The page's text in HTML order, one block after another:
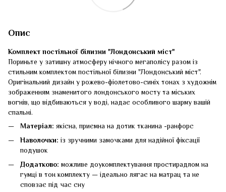
Опис
Комплект постільної білизни "Лондонський міст"
Пориньте у затишну атмосферу нічного мегаполісу разом із
стильним комплектом постільної білизни "Лондонський міст".
Оригінальний дизайн у рожево-фіолетово-синіх тонах з художнім
зображенням знаменитого лондонського мосту та міських
вогнів, що відбиваються у воді, надає особливого шарму вашій
спальні.
Матеріал: якісна, приємна на дотик тканина -ранфорс
Наволочки: із зручними замочками для надійної фіксації
подушок
Додатково: можливе доукомплектування простирадлом на
гумці в тон комплекту — ідеально лягає на матрац та не
сповзає під час сну